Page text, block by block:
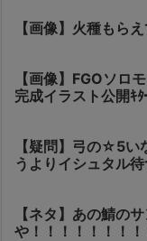
【画像】火種もら
【画像】FGOソロ
完成イラスト公
【疑問】弓の☆5い
うよりイシュタル
【ネタ】あの鯖の
や！！！！！！！！